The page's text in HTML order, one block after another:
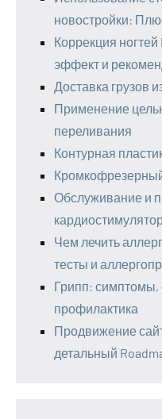
новостройки:
Коррекция
эффект и
Доставка грузов
Применение
переливания
Контурная
Обслуживание и
Чем лечить
тесты и
Грипп: симптомы,
профилактика
Продвижение
детальный